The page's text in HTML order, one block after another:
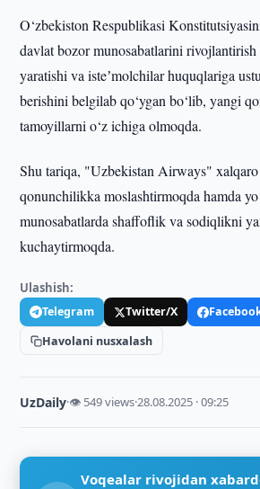
O‘zbekiston Respublikasi
davlat bozor munosabatlarini
yaratishi va isteʼmolchilar huquqlariga
berishini belgilab qo‘ygan bo‘lib, yangi
tamoyillarni o‘z ichiga olmoqda.
Shu tariqa, "Uzbekistan Airways"
qonunchilikka moslashtirmoqda hamda
munosabatlarda shaffoflik va sodiqlikni
kuchaytirmoqda.
Ulashish:
Telegram Twitter/X
Havolani nusxalash
UzDaily·👁 549 views·28.08.2025 · 09:25
Voqealar rivojidan